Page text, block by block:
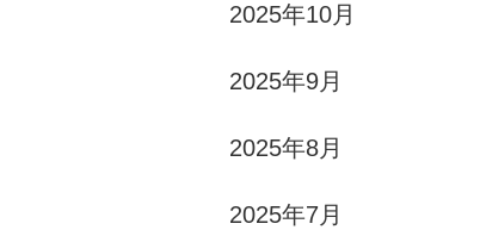
2025年10月
2025年9月
2025年8月
2025年7月